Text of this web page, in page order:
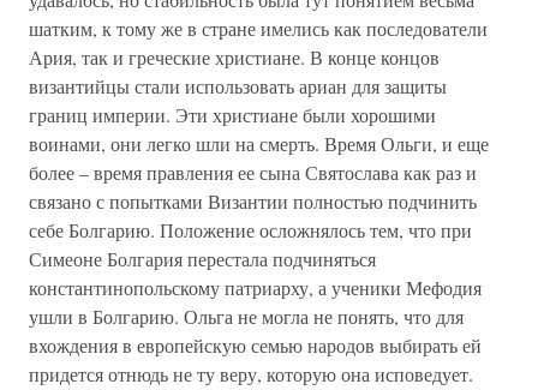
шатким, к тому же в стране имелись как последователи
Ария, так и греческие христиане. В конце концов
византийцы стали использовать ариан для защиты
границ империи. Эти христиане были хорошими
воинами, они легко шли на смерть. Время Ольги, и еще
более – время правления ее сына Святослава как раз и
связано с попытками Византии полностью подчинить
себе Болгарию. Положение осложнялось тем, что при
Симеоне Болгария перестала подчиняться
константинопольскому патриарху, а ученики Мефодия
ушли в Болгарию. Ольга не могла не понять, что для
вхождения в европейскую семью народов выбирать ей
придется отнюдь не ту веру, которую она исповедует.